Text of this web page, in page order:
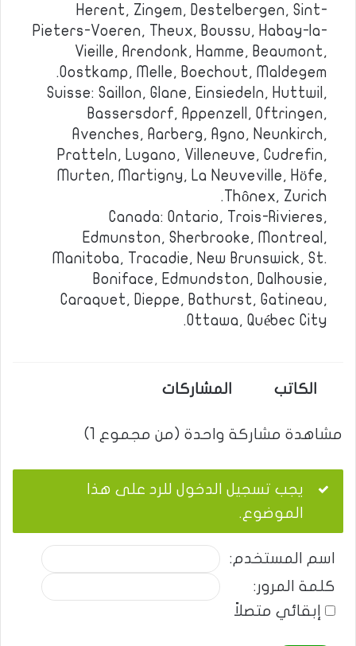
Herent, Zingem, Destelbergen, Sint-
Pieters-Voeren, Theux, Boussu, Habay-la-
Vieille, Arendonk, Hamme, Beaumont,
Oostkamp, Melle, Boechout, Maldegem.
Suisse: Saillon, Glane, Einsiedeln, Huttwil,
Bassersdorf, Appenzell, Oftringen,
Avenches, Aarberg, Agno, Neunkirch,
Pratteln, Lugano, Villeneuve, Cudrefin,
Murten, Martigny, La Neuveville, Höfe,
Thônex, Zurich.
Canada: Ontario, Trois-Rivieres,
Edmunston, Sherbrooke, Montreal,
Manitoba, Tracadie, New Brunswick, St.
Boniface, Edmundston, Dalhousie,
Caraquet, Dieppe, Bathurst, Gatineau,
Ottawa, Québec City.
الكاتب المشاركات
مشاهدة مشاركة واحدة (من مجموع 1)
يجب تسجيل الدخول للرد على هذا
الموضوع.
اسم المستخدم:
كلمة المرور:
إبقائي متصلاً